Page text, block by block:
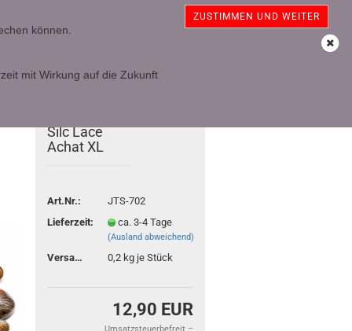
können.
mit Wirkung auf die Zukunft
ZUSTIMMEN UND WEITER
Silc Lace
Achat XL
Art.Nr.:
JTS-702
Lieferzeit:
ca. 3-4 Tage
(Ausland abweichend)
Versandgewicht: 0,2 kg je Stück
12,90 EUR